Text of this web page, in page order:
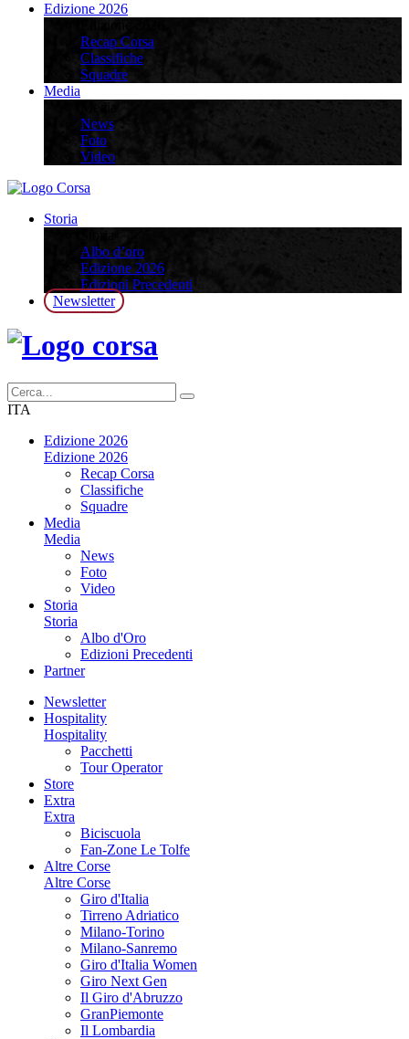
Edizione 2026
Recap Corsa
Classifiche
Squadre
Media
News
Foto
Video
Storia
Albo d’oro
Edizione 2026
Edizioni Precedenti
Newsletter
ITA
Edizione 2026
Edizione 2026
Recap Corsa
Classifiche
Squadre
Media
Media
News
Foto
Video
Storia
Storia
Albo d'Oro
Edizioni Precedenti
Partner
Newsletter
Hospitality
Hospitality
Pacchetti
Tour Operator
Store
Extra
Extra
Biciscuola
Fan-Zone Le Tolfe
Altre Corse
Altre Corse
Giro d'Italia
Tirreno Adriatico
Milano-Torino
Milano-Sanremo
Giro d'Italia Women
Giro Next Gen
Il Giro d'Abruzzo
GranPiemonte
Il Lombardia